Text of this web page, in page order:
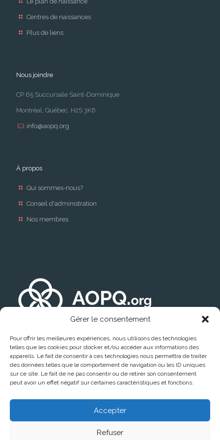
Gérer le consentement
Pour offrir les meilleures expériences, nous utilisons des technologies
telles que les cookies pour stocker et/ou accéder aux informations des
appareils. Le fait de consentir à ces technologies nous permettra de traiter
des données telles que le comportement de navigation ou les ID uniques
sur ce site. Le fait de ne pas consentir ou de retirer son consentement
peut avoir un effet négatif sur certaines caractéristiques et fonctions.
Accepter
Refuser
Centres de naissances
Plus de liens
Nous joindre
CP 65 Succursale Saint-Dominique
Montréal, Québec, H2S 3K6
info@aopq.org
À propos
Qui sommes-nous?
Conseil d'administration
Nos membres